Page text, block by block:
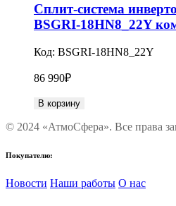
Сплит-система
BSGRI-18HN8_22Y
Код: BSGRI-18HN8_22Y
86 990₽
В корзину
© 2024 «АтмоСфера». Все права
Покупателю:
Новости Наши работы О нас